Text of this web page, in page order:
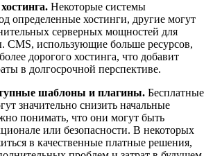
Некоторые системы
определенные хостинги, другие могут
серверных мощностей для
CMS, использующие больше ресурсов,
дорогого хостинга, что добавит
в долгосрочной перспективе.
шаблоны и плагины. Бесплатные
значительно снизить начальные
понимать, что они могут быть
или безопасности. В некоторых
в качественные платные решения,